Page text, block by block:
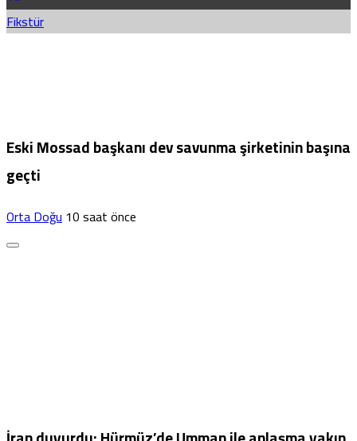
Fikstür
Eski Mossad başkanı dev savunma şirketinin başına
geçti
Orta Doğu10 saat önce